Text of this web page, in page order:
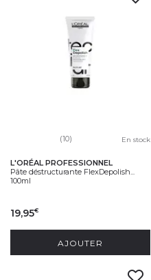
(10) En stock
L'ORÉAL PROFESSIONNEL
Pâte déstructurante FlexDepolish...
100ml
19,95€
AJOUTER